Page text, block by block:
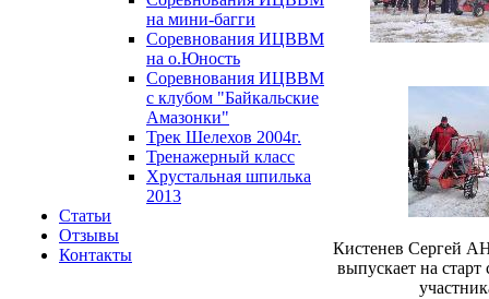
на мини-багги
Соревнования ИЦВВМ
на о.Юность
Соревнования ИЦВВМ
с клубом "Байкальские
Амазонки"
Трек Шелехов 2004г.
Тренажерный класс
Хрустальная шпилька
2013
Статьи
Отзывы
Контакты
Кистенев Сергей
выпускает на